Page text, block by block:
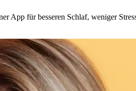
App für besseren Schlaf, weniger